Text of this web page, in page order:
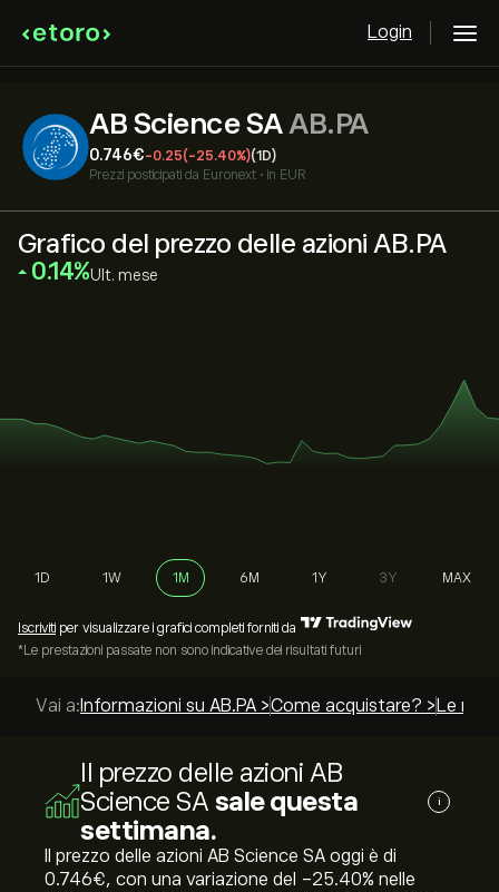
Login
AB Science SAAB.PA
0.746‎€‎-0.25(-25.40%)(1D)
Prezzi posticipati da Euronext • in EUR
Grafico del prezzo delle azioni AB.PA
‎0.14‎ Ult. mese
1D 1W 1M 6M 1Y 3Y MAX
Iscriviti per visualizzare i grafici completi forniti da
*Le prestazioni passate non sono indicative dei risultati futuri
Vai a: Informazioni su AB.PA >Come acquistare? > Le
Il prezzo delle azioni AB
Science SA sale questa
settimana.
i
Il prezzo delle azioni AB Science SA oggi è di
0.746‎€‎, con una variazione del ‎-25.40‎% nelle